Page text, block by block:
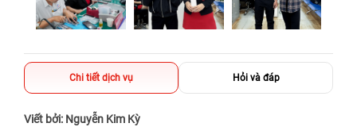
Chi tiết dịch vụ Hỏi và đáp
Viết bởi: Nguyễn Kim Kỳ